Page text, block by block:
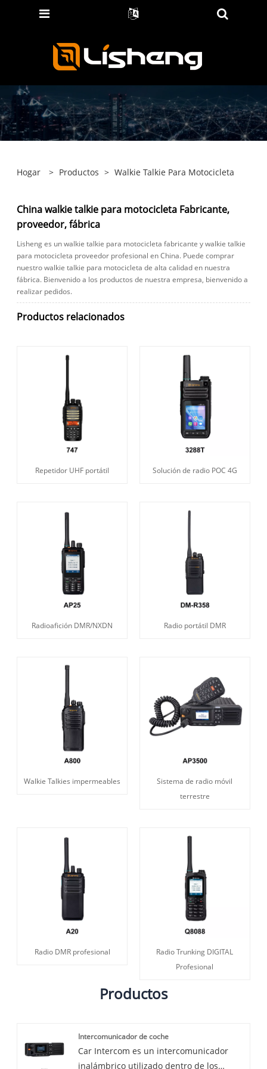
Hogar > Productos > Walkie Talkie Para Motocicleta
China walkie talkie para motocicleta Fabricante,
proveedor, fábrica
Lisheng es un walkie talkie para motocicleta fabricante y walkie talkie
para motocicleta proveedor profesional en China. Puede comprar
nuestro walkie talkie para motocicleta de alta calidad en nuestra
fábrica. Bienvenido a los productos de nuestra empresa, bienvenido a
realizar pedidos.
Productos relacionados
Repetidor UHF portátil Solución de radio POC 4G
Radioafición DMR/NXDN Radio portátil DMR
Walkie Talkies impermeables
Sistema de radio móvil
terrestre
Radio DMR profesional
Radio Trunking DIGITAL
Profesional
Productos
Intercomunicador de coche
Car Intercom es un intercomunicador
inalámbrico utilizado dentro de los